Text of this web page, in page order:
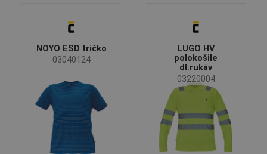
NOYO ESD tričko
03040124
LUGO HV
polokošile
dl.rukáv
03220004